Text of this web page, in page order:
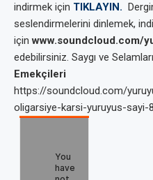
indirmek için TIKLAYIN.
seslendirmelerini dinlemek,
içinwww.soundcloud.com/
edebilirsiniz. Saygı ve
Emekçileri
https://soundcloud.com/
oligarsiye-karsi-yuruyus-sayi-